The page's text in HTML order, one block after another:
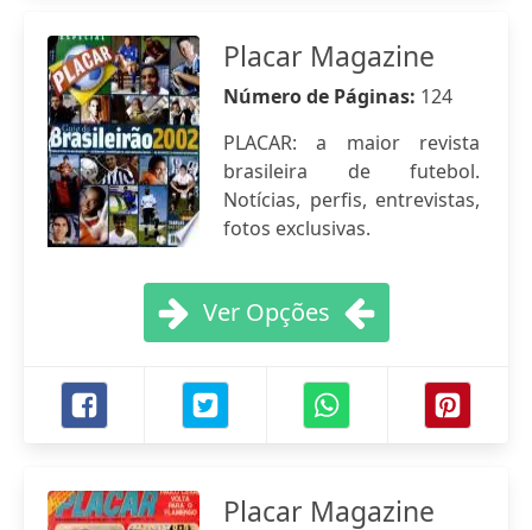
Placar Magazine
Número de Páginas: 124
PLACAR: a maior revista
brasileira de futebol.
Notícias, perfis, entrevistas,
fotos exclusivas.
Ver Opções
Placar Magazine